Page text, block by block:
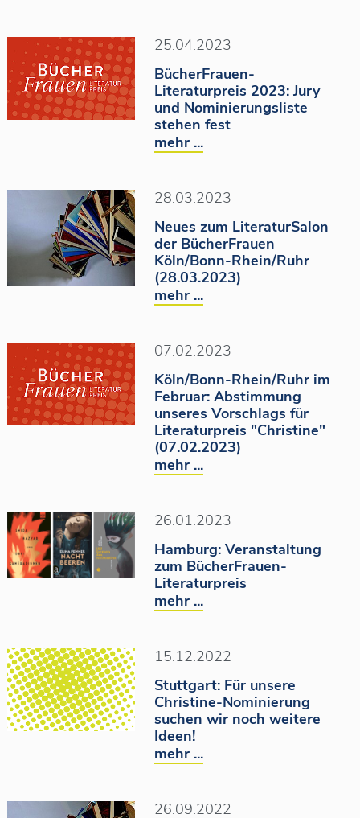
25.04.2023
BücherFrauen-
Literaturpreis 2023: Jury
und Nominierungsliste
stehen fest
mehr ...
28.03.2023
Neues zum LiteraturSalon
der BücherFrauen
Köln/Bonn-Rhein/Ruhr
(28.03.2023)
mehr ...
07.02.2023
Köln/Bonn-Rhein/Ruhr im
Februar: Abstimmung
unseres Vorschlags für
Literaturpreis "Christine"
(07.02.2023)
mehr ...
26.01.2023
Hamburg: Veranstaltung
zum BücherFrauen-
Literaturpreis
mehr ...
15.12.2022
Stuttgart: Für unsere
Christine-Nominierung
suchen wir noch weitere
Ideen!
mehr ...
26.09.2022